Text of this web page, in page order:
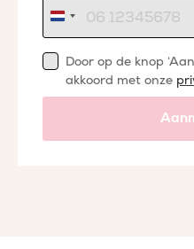
Nederland
+31
Door op de knop
akkoord met onze